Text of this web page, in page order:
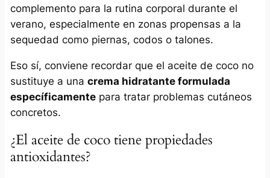
complemento para la rutina corporal durante el
verano, especialmente en zonas propensas a la
sequedad como piernas, codos o talones.
Eso sí, conviene recordar que el aceite de coco no
sustituye a una crema hidratante formulada
específicamentepara tratar problemas cutáneos
concretos.
¿El aceite de coco tiene propiedades
antioxidantes?